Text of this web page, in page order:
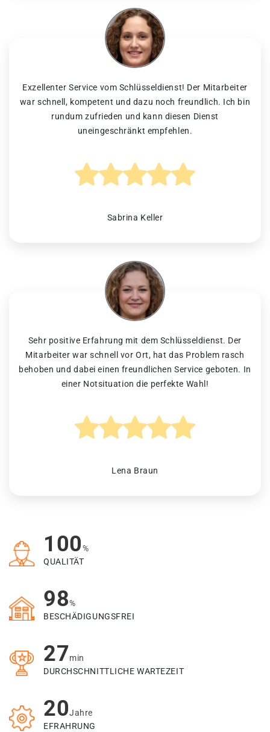
Exzellenter Service vom Schlüsseldienst! Der Mitarbeiter
war schnell, kompetent und dazu noch freundlich. Ich bin
rundum zufrieden und kann diesen Dienst
uneingeschränkt empfehlen.
Sabrina Keller
Sehr positive Erfahrung mit dem Schlüsseldienst. Der
Mitarbeiter war schnell vor Ort, hat das Problem rasch
behoben und dabei einen freundlichen Service geboten. In
einer Notsituation die perfekte Wahl!
Lena Braun
100%
QUALITÄT
98%
BESCHÄDIGUNGSFREI
27min
DURCHSCHNITTLICHE WARTEZEIT
20Jahre
EFRAHRUNG